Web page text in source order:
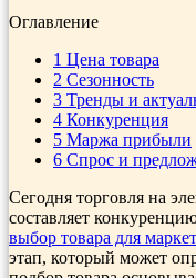
Оглавление
1 Цена товара
2 Сезонность
3 Тренды и
4 Конкуренция
5 Маржа прибыли
6 Спрос и
Сегодня торговля на
составляет
выбор товара для
этап, который может